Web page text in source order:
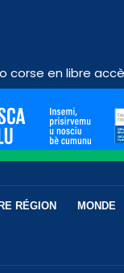
corse en libre
RÉGION MONDE